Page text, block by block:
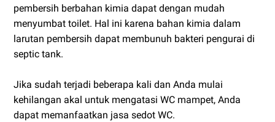
pembersih berbahan kimia dapat dengan mudah
menyumbat toilet. Hal ini karena bahan kimia dalam
larutan pembersih dapat membunuh bakteri pengurai di
septic tank.
Jika sudah terjadi beberapa kali dan Anda mulai
kehilangan akal untuk mengatasi WC mampet, Anda
dapat memanfaatkan jasa sedot WC.